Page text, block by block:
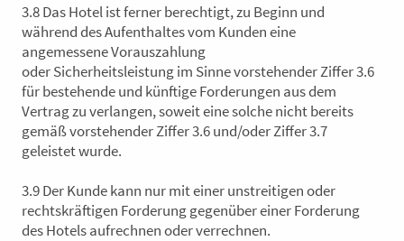
3.8 Das Hotel ist ferner berechtigt, zu Beginn und
während des Aufenthaltes vom Kunden eine
angemessene Vorauszahlung
oder Sicherheitsleistung im Sinne vorstehender Ziffer 3.6
für bestehende und künftige Forderungen aus dem
Vertrag zu verlangen, soweit eine solche nicht bereits
gemäß vorstehender Ziffer 3.6 und/oder Ziffer 3.7
geleistet wurde.
3.9 Der Kunde kann nur mit einer unstreitigen oder
rechtskräftigen Forderung gegenüber einer Forderung
des Hotels aufrechnen oder verrechnen.